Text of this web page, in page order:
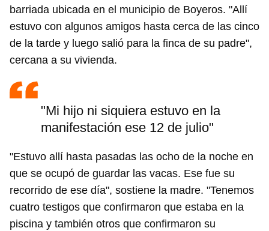
barriada ubicada en el municipio de Boyeros. "Allí
estuvo con algunos amigos hasta cerca de las cinco
de la tarde y luego salió para la finca de su padre",
cercana a su vivienda.
"Mi hijo ni siquiera estuvo en la
manifestación ese 12 de julio"
"Estuvo allí hasta pasadas las ocho de la noche en
que se ocupó de guardar las vacas. Ese fue su
recorrido de ese día", sostiene la madre. "Tenemos
cuatro testigos que confirmaron que estaba en la
piscina y también otros que confirmaron su